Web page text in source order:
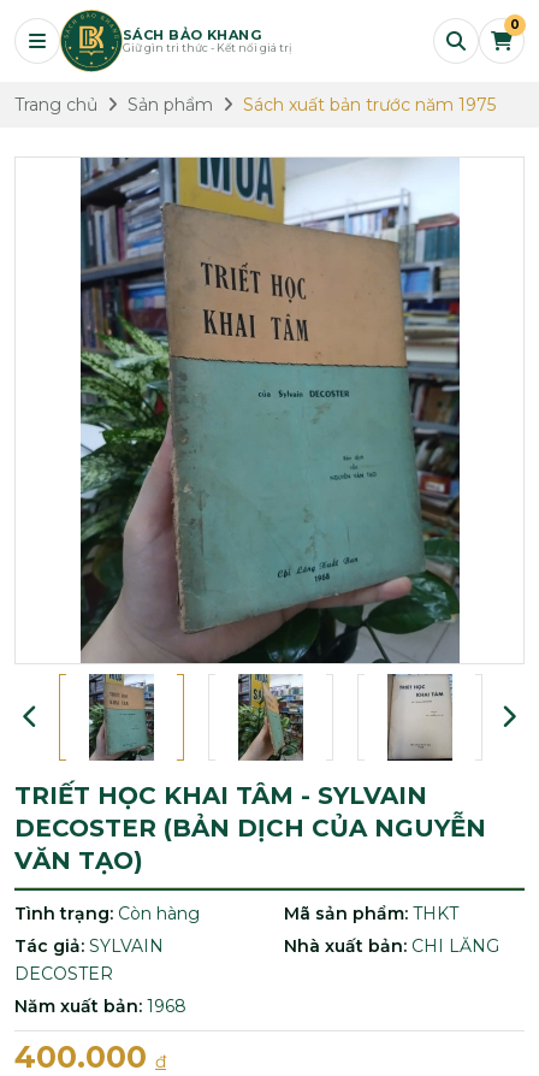
SÁCH BẢO KHANG
Giữ gìn tri thức - Kết nối giá trị
0
Trang chủ Sản phẩm Sách xuất bản trước năm 1975
TRIẾT HỌC KHAI TÂM - SYLVAIN
DECOSTER (BẢN DỊCH CỦA NGUYỄN
VĂN TẠO)
Tình trạng: Còn hàng Mã sản phẩm: THKT
Tác giả: SYLVAIN
DECOSTER
Nhà xuất bản: CHI LĂNG
Năm xuất bản: 1968
400.000 đ